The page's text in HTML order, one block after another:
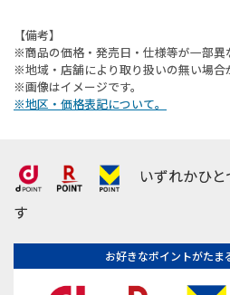
【備考】
※商品の価格・発売日・仕様等が一部異
※地域・店舗により取り扱いの無い場合
※画像はイメージです。
※地区・価格表記について。
いずれかひ
す
お好きなポイントがたま